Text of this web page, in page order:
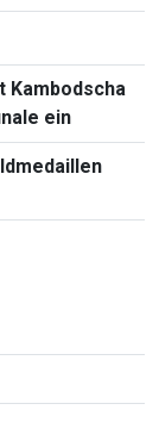
Kambodscha
ein